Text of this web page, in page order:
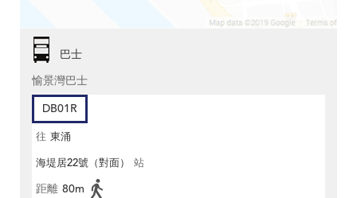
巴士
愉景灣巴士
DB01R
往 東涌
海堤居22號（對面）
站
距離 80m